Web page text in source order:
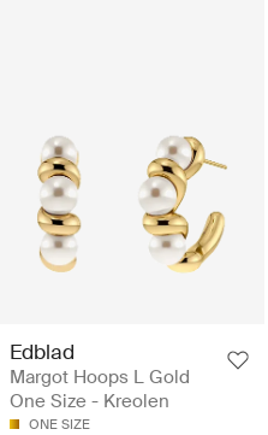
Edblad
Margot Hoops L Gold
One Size - Kreolen
ONE SIZE